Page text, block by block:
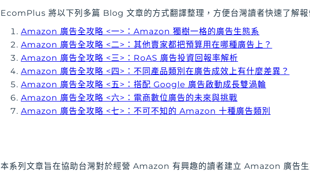
EcomPlus 將以下列多篇 Blog 文章的方式翻譯整理，方便台灣讀者快速了解報
Amazon 廣告全攻略 <一>：Amazon 獨樹一格的廣告生態系
Amazon 廣告全攻略 <二>：其他賣家都把預算用在哪種廣告上？
Amazon 廣告全攻略 <三>：RoAS 廣告投資回報率解析
Amazon 廣告全攻略 <四>：不同產品類別在廣告成效上有什麼差異？
Amazon 廣告全攻略 <五>：搭配 Google 廣告啟動成長雙渦輪
Amazon 廣告全攻略 <六>：電商數位廣告的未來與挑戰
Amazon 廣告全攻略 <七>：不可不知的 Amazon 十種廣告類別
本系列文章旨在協助台灣對於經營 Amazon 有興趣的讀者建立 Amazon 廣告